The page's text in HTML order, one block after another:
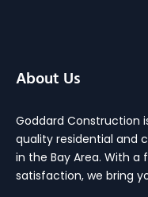
About Us
Goddard Construction
quality residential and
in the Bay Area. With
satisfaction, we bring